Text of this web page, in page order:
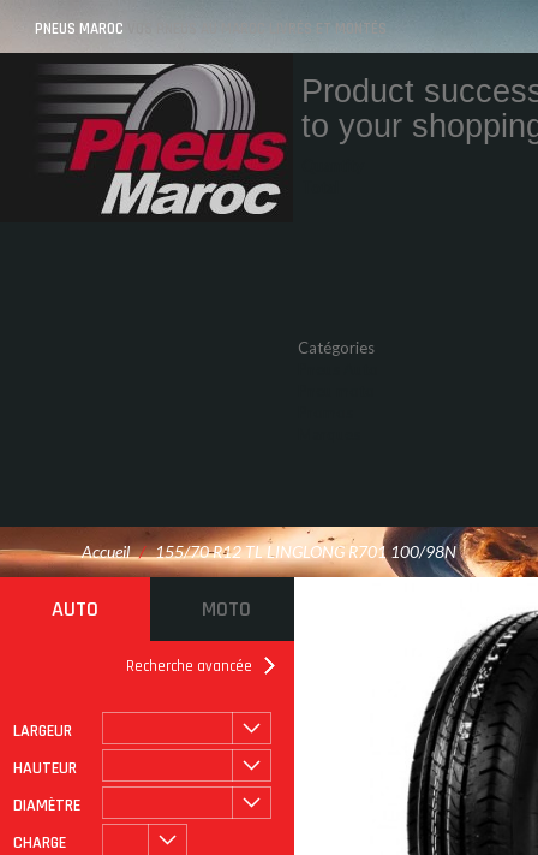
PNEUS MAROC VOS PNEUS AU MAROC LIVRÉS ET MONTÉS
Product
to your
Catégories
Accueil / 155/70 R12 TL LINGLONG R701 100/98N
AUTO MOTO
Recherche avancée
LARGEUR
HAUTEUR
DIAMÈTRE
CHARGE
ROULAGE À PLAT